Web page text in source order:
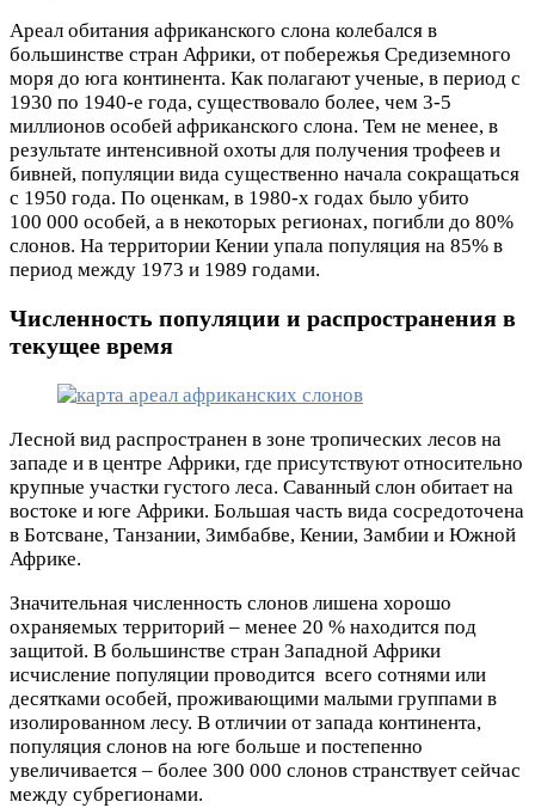
Ареал обитания африканского слона колебался в
большинстве стран Африки, от побережья Средиземного
моря до юга континента. Как полагают ученые, в период с
1930 по 1940-е года, существовало более, чем 3-5
миллионов особей африканского слона. Тем не менее, в
результате интенсивной охоты для получения трофеев и
бивней, популяции вида существенно начала сокращаться
с 1950 года. По оценкам, в 1980-х годах было убито
100 000 особей, а в некоторых регионах, погибли до 80%
слонов. На территории Кении упала популяция на 85% в
период между 1973 и 1989 годами.
Численность популяции и распространения в
текущее время
Лесной вид распространен в зоне тропических лесов на
западе и в центре Африки, где присутствуют относительно
крупные участки густого леса. Саванный слон обитает на
востоке и юге Африки. Большая часть вида сосредоточена
в Ботсване, Танзании, Зимбабве, Кении, Замбии и Южной
Африке.
Значительная численность слонов лишена хорошо
охраняемых территорий – менее 20 % находится под
защитой. В большинстве стран Западной Африки
исчисление популяции проводится всего сотнями или
десятками особей, проживающими малыми группами в
изолированном лесу. В отличии от запада континента,
популяция слонов на юге больше и постепенно
увеличивается – более 300 000 слонов странствует сейчас
между субрегионами.